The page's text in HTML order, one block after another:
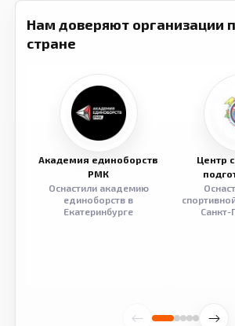
Нам доверяют организации
стране
Академия единоборств
РМК
Оснастили академию
единоборств в
Екатеринбурге
Центр
Санкт-